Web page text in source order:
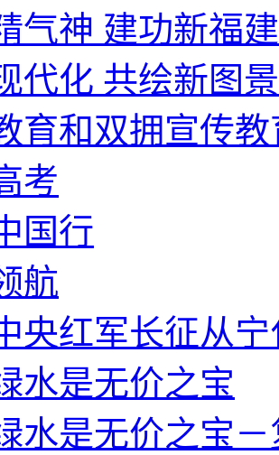
气神 建功新福建
代化 共绘新图景
育和双拥宣传
考
国行
航
央红军长征从
水是无价之宝
水是无价之宝－